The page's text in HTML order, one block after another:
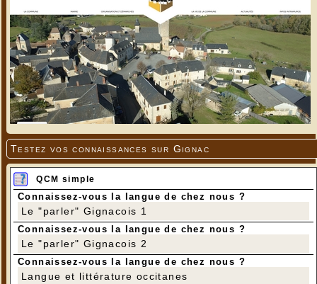
Testez vos connaissances sur Gignac
QCM simple
Connaissez-vous la langue de chez nous ?
Le "parler" Gignacois 1
Connaissez-vous la langue de chez nous ?
Le "parler" Gignacois 2
Connaissez-vous la langue de chez nous ?
Langue et littérature occitanes